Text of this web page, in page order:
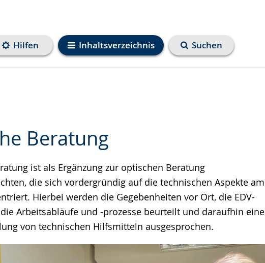
Inhaltsverzeichnis
Hilfen Suchen
Beratung
ist als Ergänzung zur optischen Beratung
die sich vordergründig auf die technischen Aspekte am
Hierbei werden die Gegebenheiten vor Ort, die EDV-
Arbeitsabläufe und -prozesse beurteilt und daraufhin eine
von technischen Hilfsmitteln ausgesprochen.